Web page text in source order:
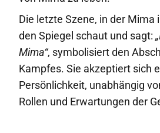
Die letzte Szene, in der Mima
den Spiegel schaut und sagt:
Mima“, symbolisiert den
Kampfes. Sie akzeptiert sich
Persönlichkeit, unabhängig
Rollen und Erwartungen der